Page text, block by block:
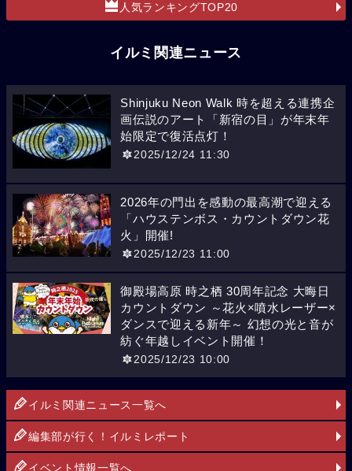
人気ランキングTOP20
イルミ関連ニュース
Shinjuku Neon Walk 時を超える連携企
画伝説のアート「新宿の目」が年末年
始限定で復活点灯！
2025/12/24 11:30
2026年の門出を感動の最高潮で迎える
「ハウステンボス・カウントダウン花
火」開催!
2025/12/23 11:00
御殿場高原 時之栖 30周年記念 大晦日
カウントダウン ～花火×噴水レーザー×
ダンスで迎える新年～ 幻想の光と音が
紡ぐ年越しイベント開催！
2025/12/23 10:00
イルミ関連ニュース一覧へ
編集部が行く！イルミレポート
イベント情報一覧へ